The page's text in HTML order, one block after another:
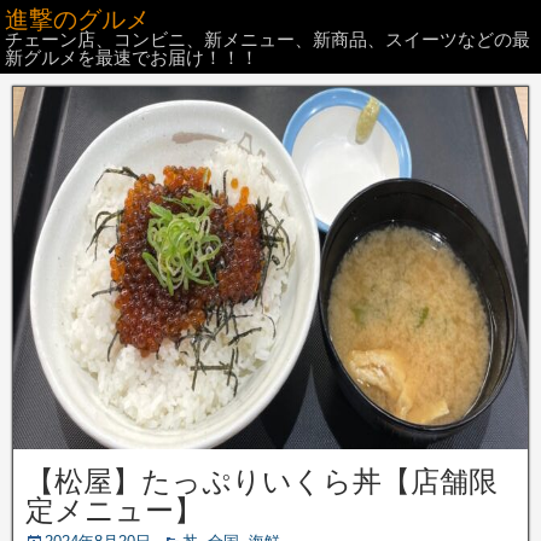
進撃のグルメ
チェーン店、コンビニ、新メニュー、新商品、スイーツなどの最
新グルメを最速でお届け！！！
【松屋】たっぷりいくら丼【店舗限
定メニュー】